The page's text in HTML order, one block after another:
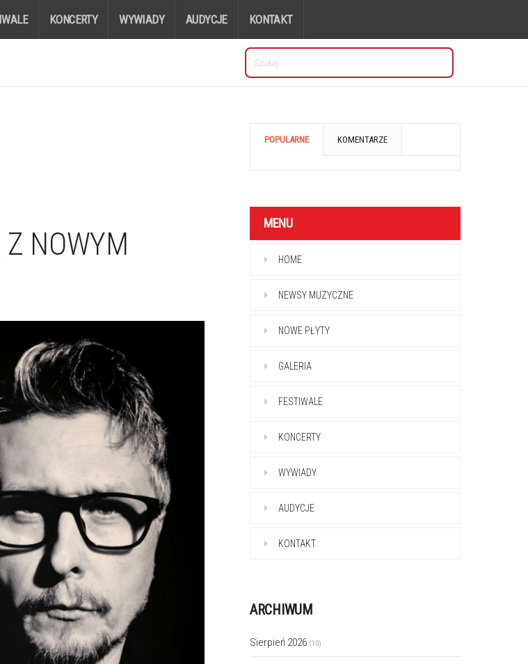
KONCERTY WYWIADY AUDYCJE KONTAKT
NOWYM
POPULARNE KOMENTARZE
MENU
HOME
NEWSY MUZYCZNE
NOWE PŁYTY
GALERIA
FESTIWALE
KONCERTY
WYWIADY
AUDYCJE
KONTAKT
ARCHIWUM
Sierpień 2026 (10)